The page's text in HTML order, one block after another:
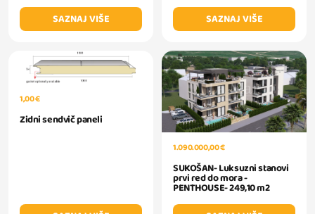
SAZNAJ VIŠE
SAZNAJ VIŠE
1,00 €
Zidni sendvič paneli
1.090.000,00 €
SUKOŠAN- Luksuzni stanovi
prvi red do mora -
PENTHOUSE- 249,10 m2